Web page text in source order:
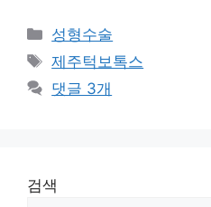
카
테
고
리
성형수술
태
그
제주턱보톡스
댓글 3개
검색